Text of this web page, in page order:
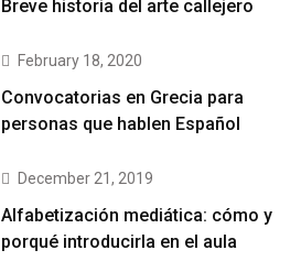
Breve historia del arte callejero
February 18, 2020
Convocatorias en Grecia para
personas que hablen Español
December 21, 2019
Alfabetización mediática: cómo y
porqué introducirla en el aula